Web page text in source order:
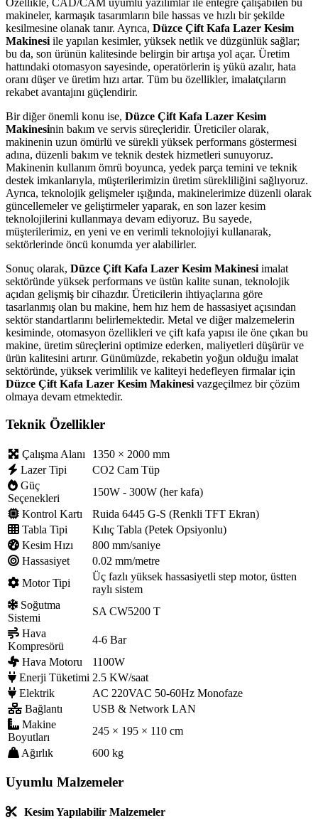
Özellikle, CAD/CAM uyumlu yazılımlar ile entegre çalışabilen bu
makineler, karmaşık tasarımların bile hassas ve hızlı bir şekilde
kesilmesine olanak tanır. Ayrıca, Düzce Çift Kafa Lazer Kesim
Makinesi ile yapılan kesimler, yüksek netlik ve düzgünlük sağlar;
bu da, son ürünün kalitesinde belirgin bir artışa yol açar. Üretim
hattındaki otomasyon sayesinde, operatörlerin iş yükü azalır, hata
oranı düşer ve üretim hızı artar. Tüm bu özellikler, imalatçıların
rekabet avantajını güçlendirir.
Bir diğer önemli konu ise, Düzce Çift Kafa Lazer Kesim
Makinesinin bakım ve servis süreçleridir. Üreticiler olarak,
makinenin uzun ömürlü ve sürekli yüksek performans göstermesi
adına, düzenli bakım ve teknik destek hizmetleri sunuyoruz.
Makinenin kullanım ömrü boyunca, yedek parça temini ve teknik
destek imkanlarıyla, müşterilerimizin üretim sürekliliğini sağlıyoruz.
Ayrıca, teknolojik gelişmeler ışığında, makinelerimize düzenli olarak
güncellemeler ve geliştirmeler yaparak, en son lazer kesim
teknolojilerini kullanmaya devam ediyoruz. Bu sayede,
müşterilerimiz, en yeni ve en verimli teknolojiyi kullanarak,
sektörlerinde öncü konumda yer alabilirler.
Sonuç olarak, Düzce Çift Kafa Lazer Kesim Makinesi imalat
sektöründe yüksek performans ve üstün kalite sunan, teknolojik
açıdan gelişmiş bir cihazdır. Üreticilerin ihtiyaçlarına göre
tasarlanmış olan bu makine, hem hız hem de hassasiyet açısından
sektör standartlarını belirlemektedir. Metal ve diğer malzemelerin
kesiminde, otomasyon özellikleri ve çift kafa yapısı ile öne çıkan bu
makine, üretim süreçlerini optimize ederken, maliyetleri düşürür ve
ürün kalitesini artırır. Günümüzde, rekabetin yoğun olduğu imalat
sektöründe, yüksek verimlilik ve kaliteyi hedefleyen firmalar için
Düzce Çift Kafa Lazer Kesim Makinesi vazgeçilmez bir çözüm
olmaya devam etmektedir.
Teknik Özellikler
Çalışma Alanı
1350 × 2000 mm
Lazer Tipi
CO2 Cam Tüp
Güç
Seçenekleri
150W - 300W (her kafa)
Kontrol Kartı
Ruida 6445 G-S (Renkli TFT Ekran)
Tabla Tipi
Kılıç Tabla (Petek Opsiyonlu)
Kesim Hızı
800 mm/saniye
Hassasiyet
0.02 mm/metre
Motor Tipi
Üç fazlı yüksek hassasiyetli step motor, üstten
raylı sistem
Soğutma
Sistemi
SA CW5200 T
Hava
Kompresörü
4-6 Bar
Hava Motoru
1100W
Enerji Tüketimi 2.5 KW/saat
Elektrik
AC 220VAC 50-60Hz Monofaze
Bağlantı
USB & Network LAN
Makine
Boyutları
245 × 195 × 110 cm
Ağırlık
600 kg
Uyumlu Malzemeler
Kesim Yapılabilir Malzemeler